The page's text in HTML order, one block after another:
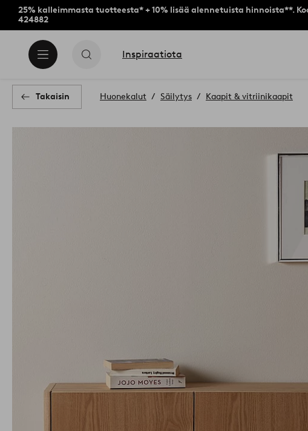
25% kalleimmasta tuotteesta* + 10% lisää alennetuista hinnoista**.
424882
Inspiraatiota
Takaisin Huonekalut Säilytys Kaapit & vitriinikaapit